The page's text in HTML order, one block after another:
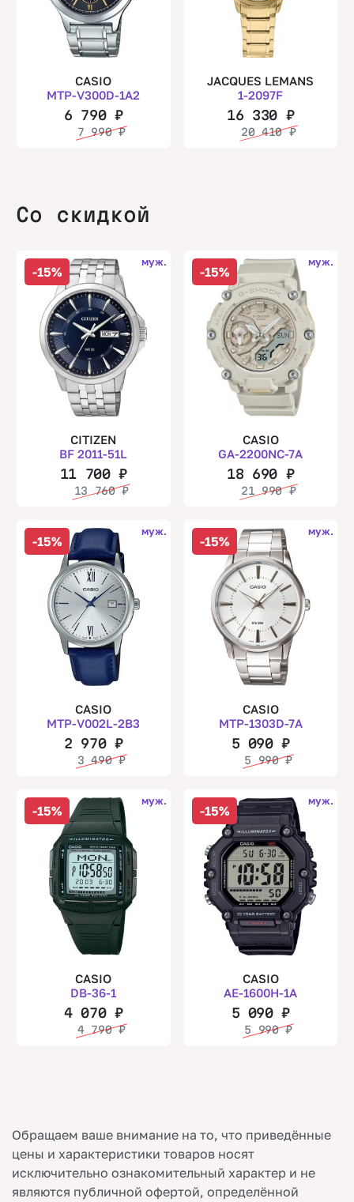
CASIO
MTP-V300D-1A2
6 790 ₽
7 990₽
JACQUES LEMANS
1-2097F
16 330 ₽
20 410₽
Со скидкой
-15%
муж.
CITIZEN
BF 2011-51L
11 700₽
13 760₽
-15%
муж.
CASIO
GA-2200NC-7A
18 690 ₽
21 990₽
-15%
муж.
CASIO
MTP-V002L-2B3
2 970 ₽
3 490₽
-15%
муж.
CASIO
MTP-1303D-7A
5 090₽
5 990₽
-15%
муж.
CASIO
DB-36-1
4 070 ₽
4 790₽
-15%
муж.
CASIO
AE-1600H-1A
5 090₽
5 990₽
Обращаем ваше внимание на то, что приведённые
цены и характеристики товаров носят
исключительно ознакомительный характер и не
являются публичной офертой, определённой